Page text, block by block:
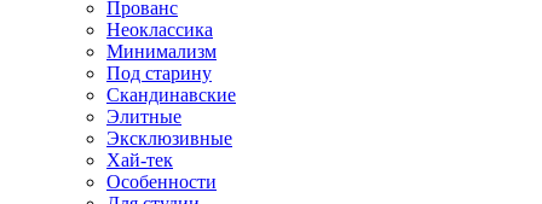
Прованс
Неоклассика
Минимализм
Под старину
Скандинавские
Элитные
Эксклюзивные
Хай-тек
Особенности